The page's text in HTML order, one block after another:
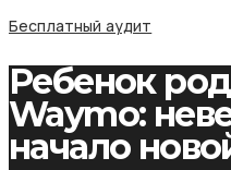
Бесплатный аудит
Ребенок
Waymo:
начало